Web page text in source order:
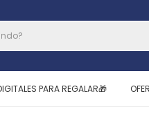
PARA REGALAR🎁